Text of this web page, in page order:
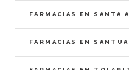
FARMACIAS EN SANTA
FARMACIAS EN